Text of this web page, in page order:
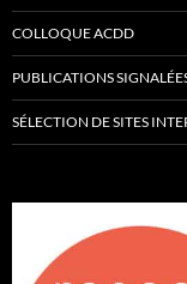
COLLOQUE ACDD
PUBLICATIONS
SÉLECTION DE SITES